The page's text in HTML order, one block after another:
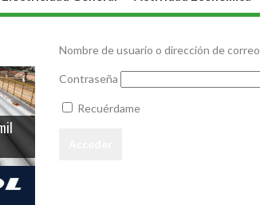
Nombre de usuario o dirección de correo
Contraseña
Recuérdame